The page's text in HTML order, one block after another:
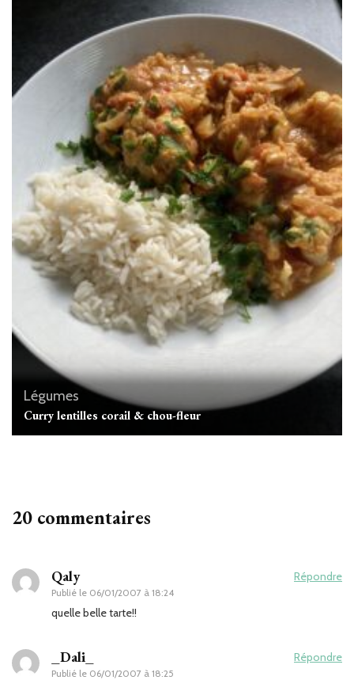
Légumes
Curry lentilles corail & chou-fleur
20 commentaires
Qaly
Publié le 06/01/2007 à 18:24
Répondre
quelle belle tarte!!
_Dali_
Publié le 06/01/2007 à 18:25
Répondre